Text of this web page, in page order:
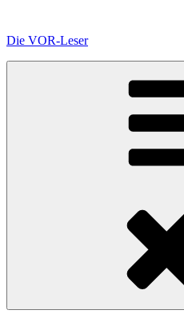
springen
Die VOR-Leser